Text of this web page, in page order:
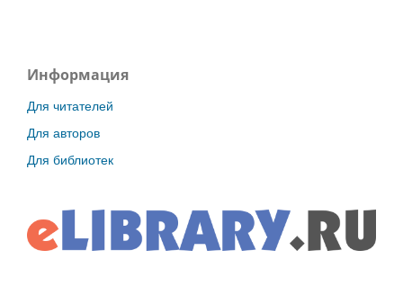
Информация
Для читателей
Для авторов
Для библиотек